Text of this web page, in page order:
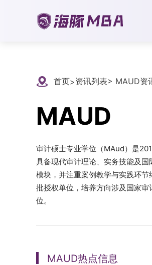
首页>资讯列表> MAUD资
MAUD
审计硕士专业学位（MAud）是
具备现代审计理论、实务技能及
模块，并注重案例教学与实践环
批授权单位，培养方向涉及国家
位。
MAUD热点信息